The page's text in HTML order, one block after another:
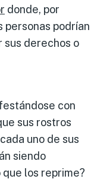
donde, por
personas podrían
sus derechos o
con
sus rostros
uno de sus
siendo
los reprime?